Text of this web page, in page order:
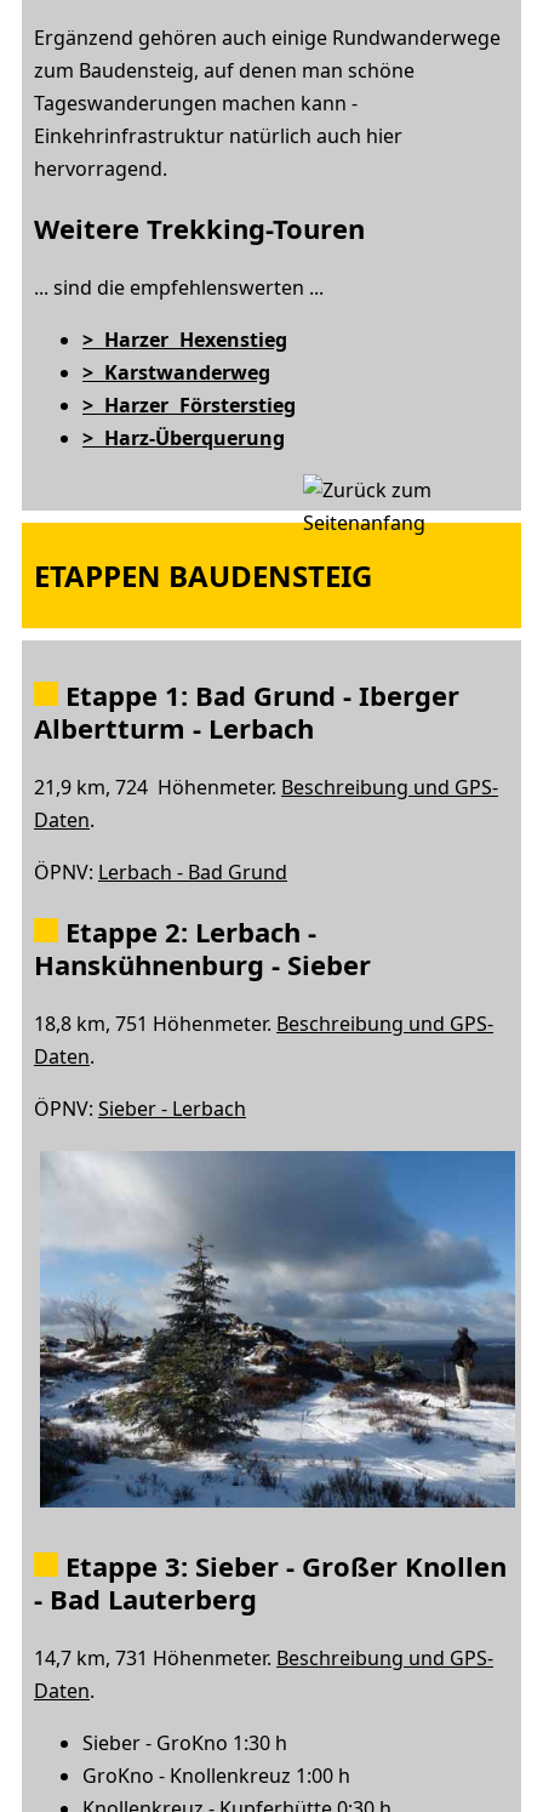
Ergänzend gehören auch einige Rundwanderwege
zum Baudensteig, auf denen man schöne
Tageswanderungen machen kann -
Einkehrinfrastruktur natürlich auch hier
hervorragend.
Weitere Trekking-Touren
... sind die empfehlenswerten ...
> Harzer Hexenstieg
> Karstwanderweg
> Harzer Försterstieg
> Harz-Überquerung
ETAPPEN BAUDENSTEIG
Etappe 1: Bad Grund - Iberger
Albertturm - Lerbach
21,9 km, 724 Höhenmeter. Beschreibung und GPS-
Daten.
ÖPNV: Lerbach - Bad Grund
Etappe 2: Lerbach -
Hanskühnenburg - Sieber
18,8 km, 751 Höhenmeter. Beschreibung und GPS-
Daten.
ÖPNV: Sieber - Lerbach
Etappe 3: Sieber - Großer Knollen
- Bad Lauterberg
14,7 km, 731 Höhenmeter. Beschreibung und GPS-
Daten.
Sieber - GroKno 1:30 h
GroKno - Knollenkreuz 1:00 h